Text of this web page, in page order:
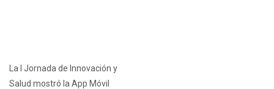
La I Jornada de Innovación y
Salud mostró la App Móvil